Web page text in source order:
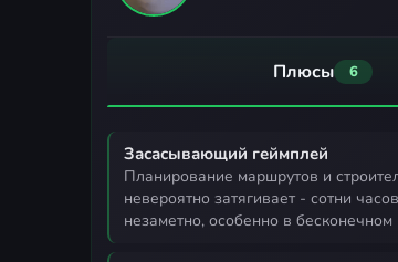
Плюсы 6
Засасывающий геймплей
планирование маршрутов и строительство сети
невероятно затягивает - сотни
незаметно, особенно в